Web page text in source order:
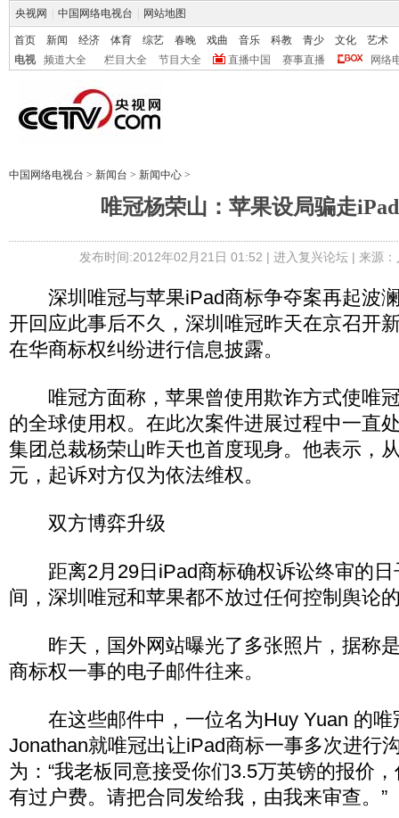
央视网 中国网络电视台 网站地图
首页 新闻 经济 体育 综艺 春晚 戏曲 音乐 科教 青少 文化
艺术
电视
频道大全 栏目大全 节目大全 直播中国 赛事直播 网络
中国网络电视台 > 新闻台 > 新闻中心 >
唯冠杨荣山：苹果设局骗走
发布时间:2012年02月21日 01:52 | 进入复兴论坛| 来源
深圳唯冠与苹果iPad商标争夺案再起波
开回应此事后不久，深圳唯冠昨天在京召开
在华商标权纠纷进行信息披露。
唯冠方面称，苹果曾使用欺诈方式使唯
的全球使用权。在此次案件进展过程中一直
集团总裁杨荣山昨天也首度现身。他表示，
元，起诉对方仅为依法维权。
双方博弈升级
距离2月29日iPad商标确权诉讼终审的日
间，深圳唯冠和苹果都不放过任何控制舆论
昨天，国外网站曝光了多张照片，据称
商标权一事的电子邮件往来。
在这些邮件中，一位名为Huy Yuan 的唯
Jonathan就唯冠出让iPad商标一事多次进行
为：“我老板同意接受你们3.5万英镑的报价
有过户费。请把合同发给我，由我来审查。”